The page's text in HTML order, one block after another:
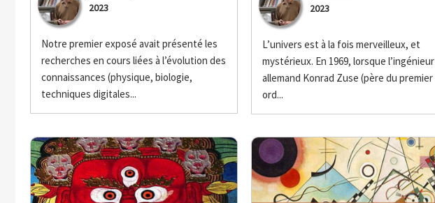
vidéo ?
2023
Notre premier exposé avait présenté les
recherches en cours liées à l’évolution des
connaissances (physique, biologie,
techniques digitales...
structures ultimes
2023
L’univers est à la fois merveilleux, et
mystérieux. En 1969, lorsque l’ingénieur
allemand Konrad Zuse (père du premier
ord...